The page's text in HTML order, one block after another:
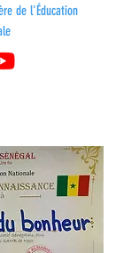
de l'Éducation